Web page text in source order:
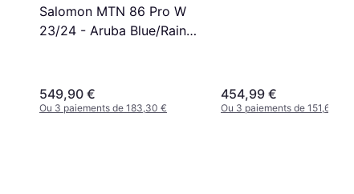
Salomon MTN 86 Pro W
23/24 - Aruba Blue/Rainy
549,90 €
Ou 3 paiements de 183,30 €
454,99 €
Ou 3 paiements de 151,66 €